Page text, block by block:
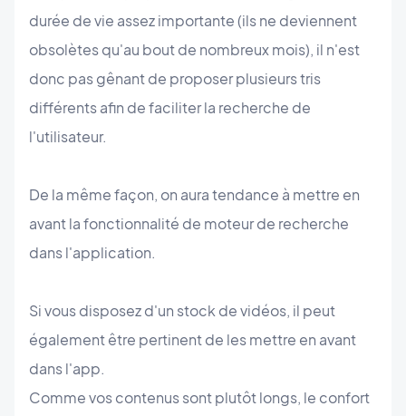
durée de vie assez importante (ils ne deviennent
obsolètes qu'au bout de nombreux mois), il n'est
donc pas gênant de proposer plusieurs tris
différents afin de faciliter la recherche de
l'utilisateur.
De la même façon, on aura tendance à mettre en
avant la fonctionnalité de moteur de recherche
dans l'application.
Si vous disposez d'un stock de vidéos, il peut
également être pertinent de les mettre en avant
dans l'app.
Comme vos contenus sont plutôt longs, le confort